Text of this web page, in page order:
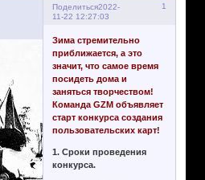
Поделиться 1
2022-
11-22 12:27:03
Зима стремительно
приближается, а это
значит, что самое время
посидеть дома и
заняться творчеством!
Команда GZM объявляет
старт конкурса создания
пользовательских карт!
1. Сроки проведения
конкурса.